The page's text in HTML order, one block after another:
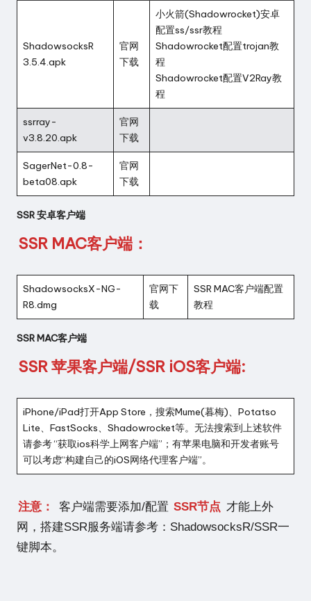
ShadowsocksR
3.5.4.apk
官网
下载
小火箭(Shadowrocket)安卓
配置ss/ssr教程
Shadowrocket配置trojan教
程
Shadowrocket配置V2Ray教
程
ssrray-
v3.8.20.apk
官网
下载
SagerNet-0.8-
beta08.apk
官网
下载
SSR 安卓客户端
SSR MAC客户端 ：
ShadowsocksX-NG-
R8.dmg
官网下
载
SSR MAC客户端配置
教程
SSR MAC客户端
SSR 苹果客户端/SSR iOS客户端:
iPhone/iPad打开App Store，搜索Mume(暮梅)、Potatso
Lite、FastSocks、Shadowrocket等。无法搜索到上述软件
请参考 “获取ios科学上网客户端”；有苹果电脑和开发者账号
可以考虑“构建自己的iOS网络代理客户端”。
注意： 客户端需要添加/配置 SSR节点 才能上外
网，搭建SSR服务端请参考： ShadowsocksR/SSR一
键脚本。